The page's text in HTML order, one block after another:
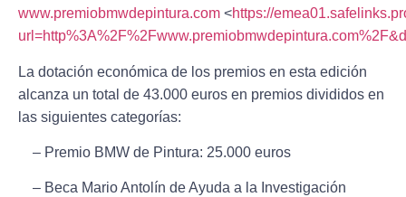
www.premiobmwdepintura.com <https://
La dotación económica de los premios en esta edición
alcanza un total de 43.000 euros en premios divididos en
las siguientes categorías:
– Premio BMW de Pintura: 25.000 euros
– Beca Mario Antolín de Ayuda a la Investigación